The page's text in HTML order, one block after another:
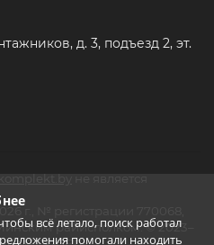
заказ. Консультация
подбору.
вопросы о
состоящие из
всё летало, поиск работал
помогали находить
д. 3, подъезд 2, эт.
не является
г., № регистрации 770068,
райисполком. © 2023–